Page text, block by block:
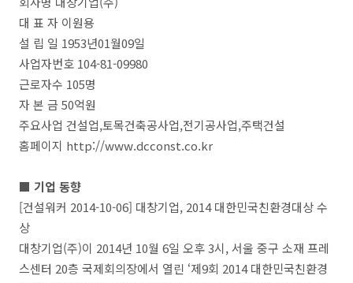
대 표 자 이원용
설 립 일 1953년01월09일
사업자번호 104-81-09980
근로자수 105명
자 본 금 50억원
주요사업 건설업,토목건축공사업,전기공사업,주택건설
홈페이지 http://www.dcconst.co.kr
■ 기업 동향
[건설워커 2014-10-06] 대창기업, 2014 대한민국친환경대상 수
상
대창기업(주)이 2014년 10월 6일 오후 3시, 서울 중구 소재 프레
스센터 20층 국제회의장에서 열린 ‘제9회 2014 대한민국친환경